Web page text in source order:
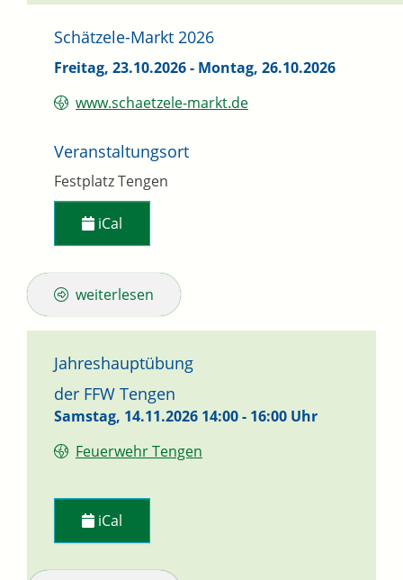
Schätzele-Markt 2026
Freitag, 23.10.2026- Montag, 26.10.2026
www.schaetzele-markt.de
Veranstaltungsort
Festplatz Tengen
iCal
weiterlesen
Jahreshauptübung
der FFW Tengen
Samstag, 14.11.2026 14:00 - 16:00 Uhr
Feuerwehr Tengen
iCal